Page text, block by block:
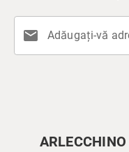
mail Adăugați-vă